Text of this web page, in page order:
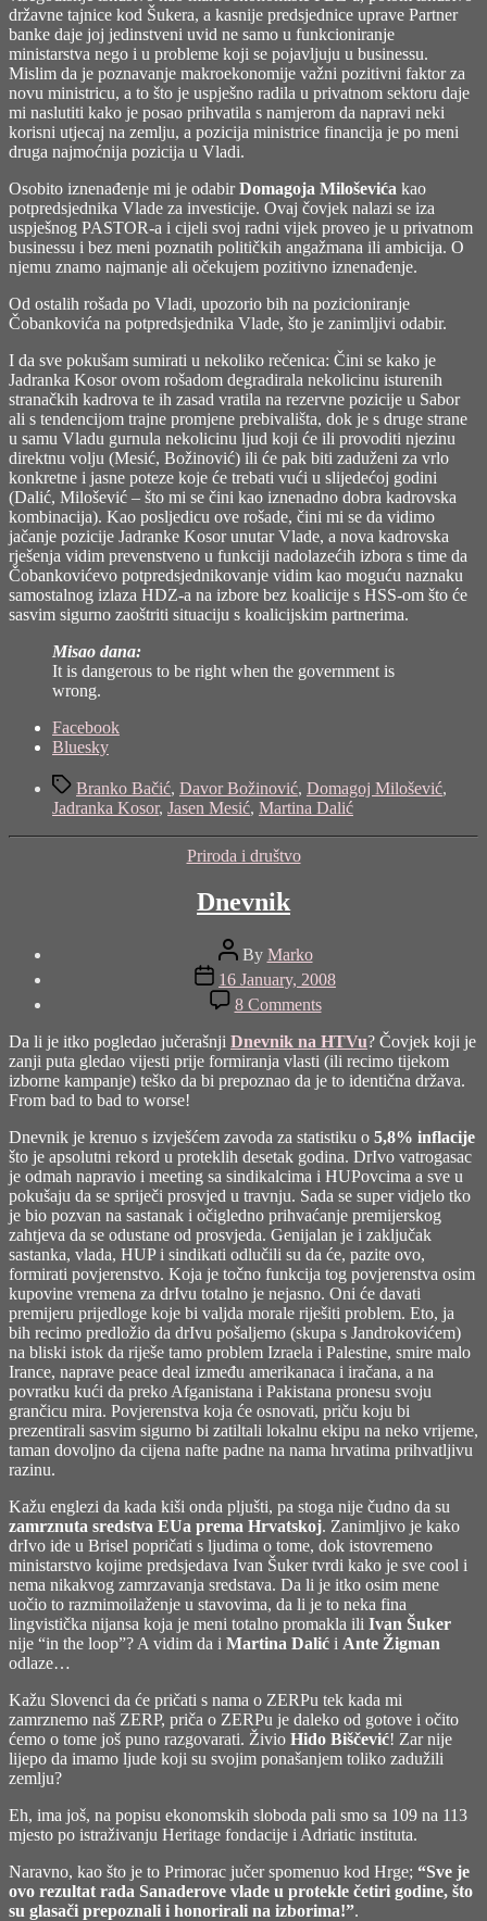
državne tajnice kod Šukera, a kasnije predsjednice uprave Partner
banke daje joj jedinstveni uvid ne samo u funkcioniranje
ministarstva nego i u probleme koji se pojavljuju u businessu.
Mislim da je poznavanje makroekonomije važni pozitivni faktor za
novu ministricu, a to što je uspješno radila u privatnom sektoru daje
mi naslutiti kako je posao prihvatila s namjerom da napravi neki
korisni utjecaj na zemlju, a pozicija ministrice financija je po meni
druga najmoćnija pozicija u Vladi.
Osobito iznenađenje mi je odabirDomagoja Miloševića kao
potpredsjednika Vlade za investicije. Ovaj čovjek nalazi se iza
uspješnog PASTOR-a i cijeli svoj radni vijek proveo je u privatnom
businessu i bez meni poznatih političkih angažmana ili ambicija. O
njemu znamo najmanje ali očekujem pozitivno iznenađenje.
Od ostalih rošada po Vladi, upozorio bih na pozicioniranje
Čobankovića na potpredsjednika Vlade, što je zanimljivi odabir.
I da sve pokušam sumirati u nekoliko rečenica: Čini se kako je
Jadranka Kosor ovom rošadom degradirala nekolicinu isturenih
stranačkih kadrova te ih zasad vratila na rezervne pozicije u Sabor
ali s tendencijom trajne promjene prebivališta, dok je s druge strane
u samu Vladu gurnula nekolicinu ljud koji će ili provoditi njezinu
direktnu volju (Mesić, Božinović) ili će pak biti zaduženi za vrlo
konkretne i jasne poteze koje će trebati vući u slijedećoj godini
(Dalić, Milošević – što mi se čini kao iznenadno dobra kadrovska
kombinacija). Kao posljedicu ove rošade, čini mi se da vidimo
jačanje pozicije Jadranke Kosor unutar Vlade, a nova kadrovska
rješenja vidim prevenstveno u funkciji nadolazećih izbora s time da
Čobankovićevo potpredsjednikovanje vidim kao moguću naznaku
samostalnog izlaza HDZ-a na izbore bez koalicije s HSS-om što će
sasvim sigurno zaoštriti situaciju s koalicijskim partnerima.
Misao dana:
It is dangerous to be right when the government is
wrong.
Share
"Kako
Facebook
Bluesky
TagsBranko Bačić, Davor Božinović, Domagoj Milošević,
Jadranka Kosor, Jasen Mesić, Martina Dalić
Categories
Priroda i društvo
Dnevnik
Post
author
By Marko
Post
date
16 January, 2008
8 Commentson
Dnevnik
Da li je itko pogledao jučerašnji Dnevnik na HTVu? Čovjek koji je
zanji puta gledao vijesti prije formiranja vlasti (ili recimo tijekom
izborne kampanje) teško da bi prepoznao da je to identična država.
From bad to bad to worse!
Dnevnik je krenuo s izvješćem zavoda za statistiku o 5,8% inflacije
što je apsolutni rekord u proteklih desetak godina. DrIvo vatrogasac
je odmah napravio i meeting sa sindikalcima i HUPovcima a sve u
pokušaju da se spriječi prosvjed u travnju. Sada se super vidjelo tko
je bio pozvan na sastanak i očigledno prihvaćanje premijerskog
zahtjeva da se odustane od prosvjeda. Genijalan je i zaključak
sastanka, vlada, HUP i sindikati odlučili su da će, pazite ovo,
formirati povjerenstvo. Koja je točno funkcija tog povjerenstva osim
kupovine vremena za drIvu totalno je nejasno. Oni će davati
premijeru prijedloge koje bi valjda morale riješiti problem. Eto, ja
bih recimo predložio da drIvu pošaljemo (skupa s Jandrokovićem)
na bliski istok da riješe tamo problem Izraela i Palestine, smire malo
Irance, naprave peace deal između amerikanaca i iračana, a na
povratku kući da preko Afganistana i Pakistana pronesu svoju
grančicu mira. Povjerenstva koja će osnovati, priču koju bi
prezentirali sasvim sigurno bi zatiltali lokalnu ekipu na neko vrijeme,
taman dovoljno da cijena nafte padne na nama hrvatima prihvatljivu
razinu.
Kažu englezi da kada kiši onda pljušti, pa stoga nije čudno da su
zamrznuta sredstva EUa prema Hrvatskoj. Zanimljivo je kako
drIvo ide u Brisel popričati s ljudima o tome, dok istovremeno
ministarstvo kojime predsjedava Ivan Šuker tvrdi kako je sve cool i
nema nikakvog zamrzavanja sredstava. Da li je itko osim mene
uočio to razmimoilaženje u stavovima, da li je to neka fina
lingvistička nijansa koja je meni totalno promakla ili Ivan Šuker
nije “in the loop”? A vidim da i Martina Dalić i Ante Žigman
odlaze…
Kažu Slovenci da će pričati s nama o ZERPu tek kada mi
zamrznemo naš ZERP, priča o ZERPu je daleko od gotove i očito
ćemo o tome još puno razgovarati. Živio Hido Biščević! Zar nije
lijepo da imamo ljude koji su svojim ponašanjem toliko zadužili
zemlju?
Eh, ima još, na popisu ekonomskih sloboda pali smo sa 109 na 113
mjesto po istraživanju Heritage fondacije i Adriatic instituta.
Naravno, kao što je to Primorac jučer spomenuo kod Hrge; “Sve je
ovo rezultat rada Sanaderove vlade u protekle četiri godine, što
su glasači prepoznali i honorirali na izborima!”.